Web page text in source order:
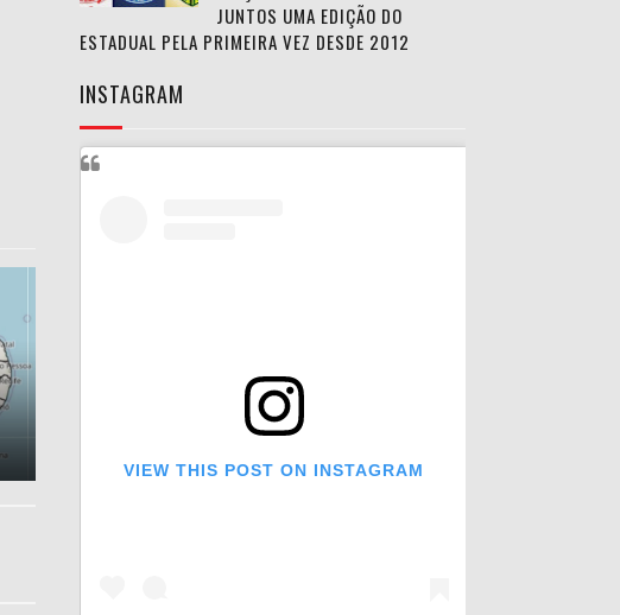
JUNTOS UMA EDIÇÃO DO
ESTADUAL PELA PRIMEIRA VEZ DESDE 2012
INSTAGRAM
VIEW THIS POST ON INSTAGRAM